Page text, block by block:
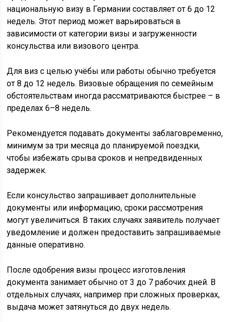
национальную визу в Германии составляет от 6 до 12
недель. Этот период может варьироваться в
зависимости от категории визы и загруженности
консульства или визового центра.
Для виз с целью учёбы или работы обычно требуется
от 8 до 12 недель. Визовые обращения по семейным
обстоятельствам иногда рассматриваются быстрее – в
пределах 6–8 недель.
Рекомендуется подавать документы заблаговременно,
минимум за три месяца до планируемой поездки,
чтобы избежать срыва сроков и непредвиденных
задержек.
Если консульство запрашивает дополнительные
документы или информацию, сроки рассмотрения
могут увеличиться. В таких случаях заявитель получает
уведомление и должен предоставить запрашиваемые
данные оперативно.
После одобрения визы процесс изготовления
документа занимает обычно от 3 до 7 рабочих дней. В
отдельных случаях, например при сложных проверках,
выдача может затянуться до двух недель.